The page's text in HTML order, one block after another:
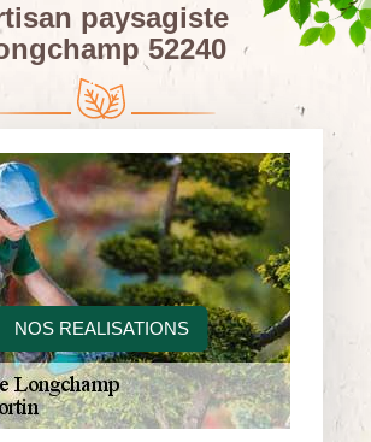
NOS REALISATIONS
paysagiste
52240